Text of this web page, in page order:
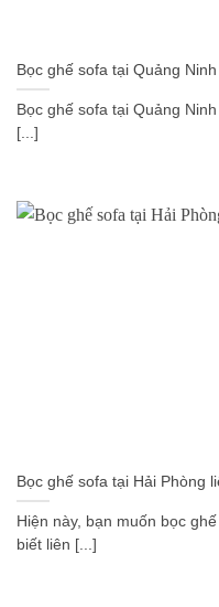
Bọc ghế sofa tại Quảng
Bọc ghế sofa tại Quảng
[...]
Bọc ghế sofa tại Hải Phòng
Hiện này, bạn muốn bọc
biết liên [...]